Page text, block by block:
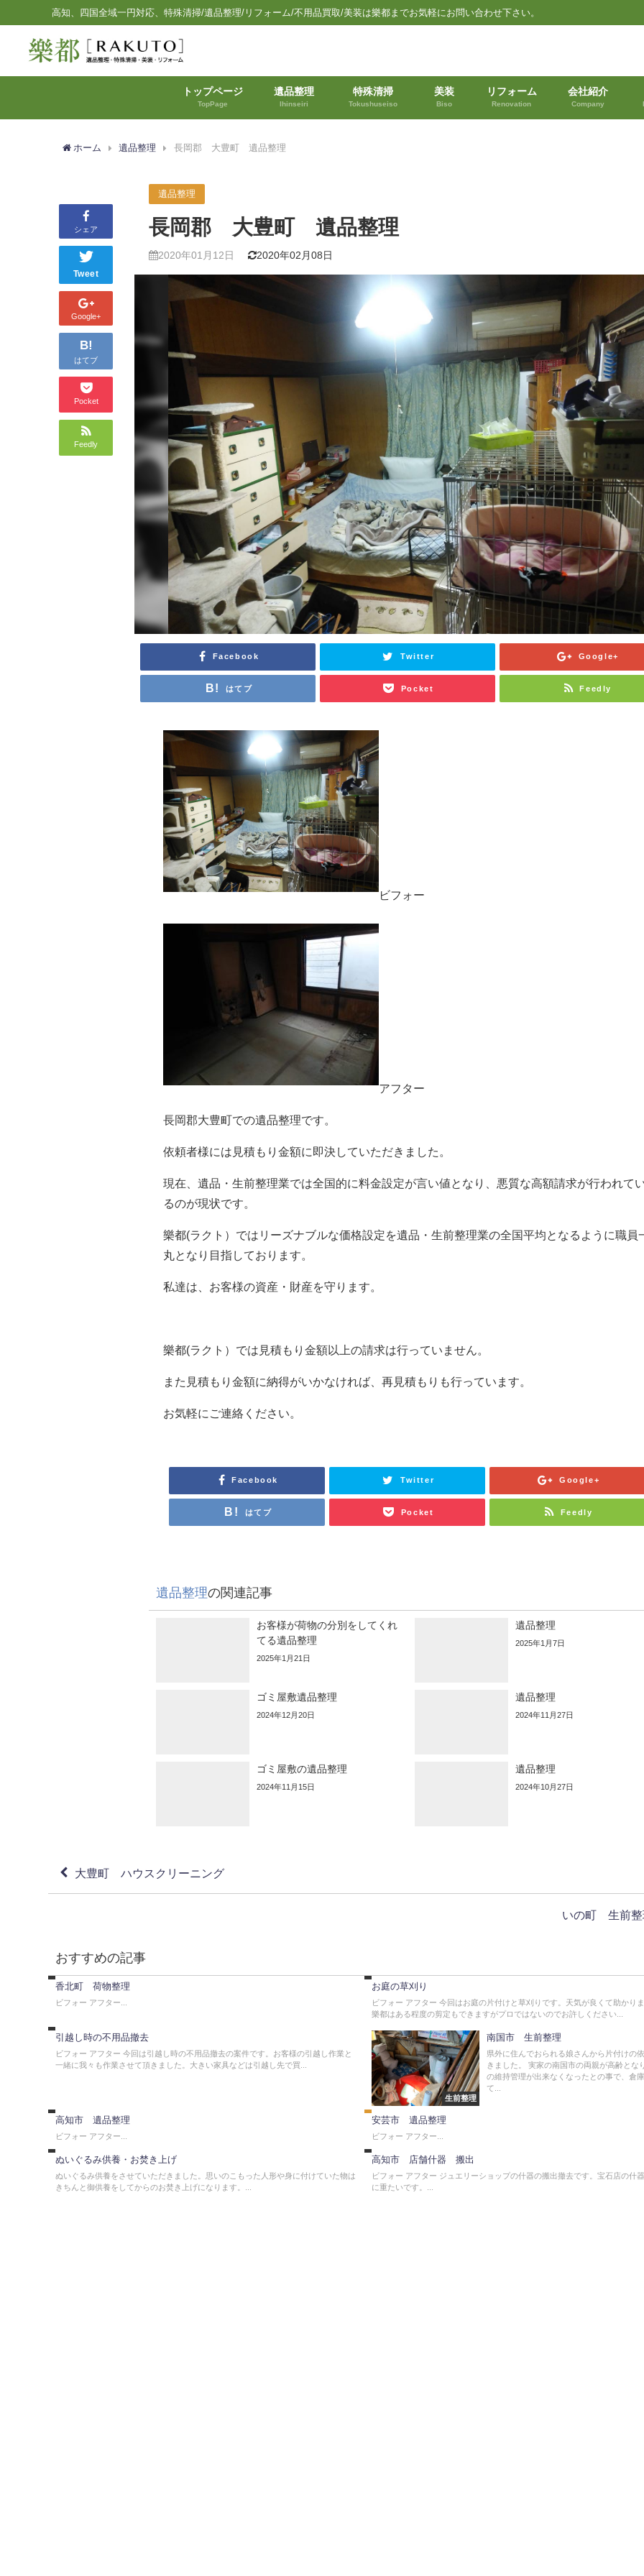
高知、四国全域一円対応、特殊清掃/遺品整理/リフォーム/不用品買取/美装は樂都までお気軽にお問い合わせ下さい。
トップページ
TopPage
遺品整理
Ihinseiri
特殊清掃
Tokushuseiso
美装
Biso
リフォーム
Renovation
会社紹介
Company
ホーム 遺品整理 長岡郡 大豊町 遺品整理
シェア
Tweet
Google+
B!
はてブ
Pocket
Feedly
遺品整理
長岡郡 大豊町 遺品整理
2020年01月12日 2020年02月08日
Facebook Twitter Google+
はてブ Pocket Feedly
ビフォー
アフター
長岡郡大豊町での遺品整理です。
依頼者様には見積もり金額に即決していただきました。
現在、遺品・生前整理業では全国的に料金設定が言い値となり、悪質な高額請求が行われて
るのが現状です。
樂都(ラクト）ではリーズナブルな価格設定を遺品・生前整理業の全国平均となるように職員
丸となり目指しております。
私達は、お客様の資産・財産を守ります。
樂都(ラクト）では見積もり金額以上の請求は行っていません。
また見積もり金額に納得がいかなければ、再見積もりも行っています。
お気軽にご連絡ください。
Facebook Twitter Google+
はてブ Pocket Feedly
遺品整理の関連記事
お客様が荷物の分別をしてくれ
てる遺品整理
2025年1月21日
遺品整理
2025年1月7日
ゴミ屋敷遺品整理
2024年12月20日
遺品整理
2024年11月27日
ゴミ屋敷の遺品整理
2024年11月15日
遺品整理
2024年10月27日
大豊町 ハウスクリーニング
いの町 生前整
おすすめの記事
香北町 荷物整理
ビフォー アフター...
お庭の草刈り
ビフォー アフター 今回はお庭の片付けと草刈りです。天気が良くて助かり
樂都はある程度の剪定もできますがプロではないのでお許しください...
不
引越し時の不用品撤去
ビフォー アフター 今回は引越し時の不用品撤去の案件です。お客様の引越し作業と
一緒に我々も作業させて頂きました。大きい家具などは引越し先で買...
生前整理
南国市 生前整理
県外に住んでおられる娘さんから片付けの
きました。 実家の南国市の両親が高齢とな
の維持管理が出来なくなったとの事で、倉
て...
高知市 遺品整理
ビフォー アフター...
安芸市 遺品整理
ビフォー アフター...
ぬいぐるみ供養・お焚き上げ
ぬいぐるみ供養をさせていただきました。思いのこもった人形や身に付けていた物は
きちんと御供養をしてからのお焚き上げになります。...
用
高知市 店舗什器 搬出
ビフォー アフター ジュエリーショップの什器の搬出撤去です。宝石店の什
に重たいです。...